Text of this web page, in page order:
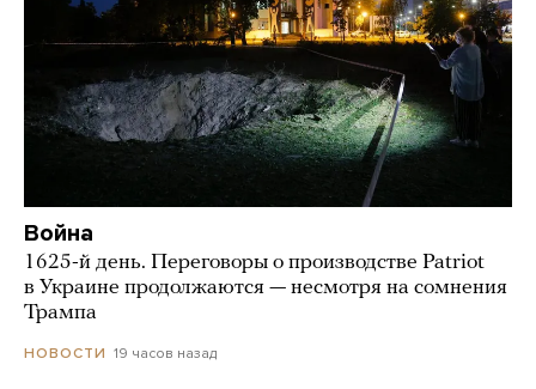
Война
1625-й день. Переговоры о производстве Patriot
в Украине продолжаются — несмотря на сомнения
Трампа
НОВОСТИ 19 часов назад